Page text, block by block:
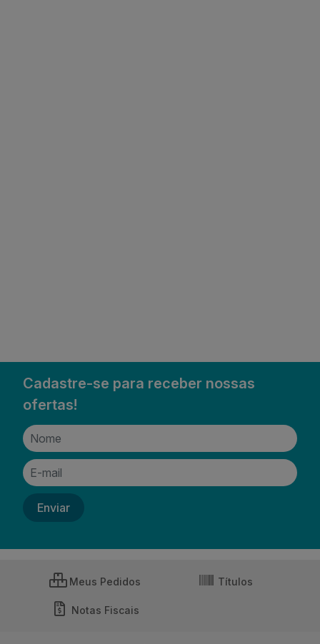
Cadastre-se para receber nossas
ofertas!
Meus Pedidos Títulos
Notas Fiscais